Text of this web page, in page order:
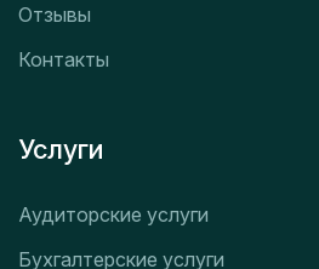
Отзывы
Контакты
Услуги
Аудиторские услуги
Бухгалтерские услуги